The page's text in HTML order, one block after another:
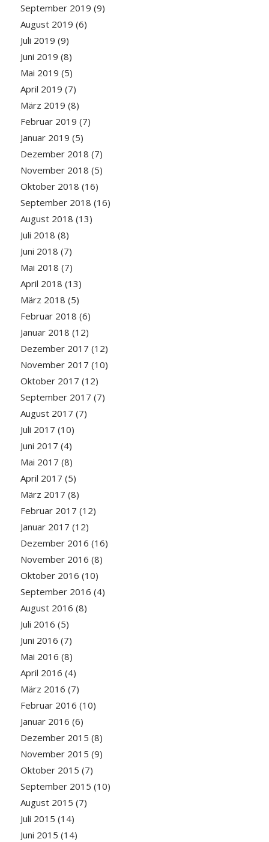
September 2019 (9)
August 2019 (6)
Juli 2019 (9)
Juni 2019 (8)
Mai 2019 (5)
April 2019 (7)
März 2019 (8)
Februar 2019 (7)
Januar 2019 (5)
Dezember 2018 (7)
November 2018 (5)
Oktober 2018 (16)
September 2018 (16)
August 2018 (13)
Juli 2018 (8)
Juni 2018 (7)
Mai 2018 (7)
April 2018 (13)
März 2018 (5)
Februar 2018 (6)
Januar 2018 (12)
Dezember 2017 (12)
November 2017 (10)
Oktober 2017 (12)
September 2017 (7)
August 2017 (7)
Juli 2017 (10)
Juni 2017 (4)
Mai 2017 (8)
April 2017 (5)
März 2017 (8)
Februar 2017 (12)
Januar 2017 (12)
Dezember 2016 (16)
November 2016 (8)
Oktober 2016 (10)
September 2016 (4)
August 2016 (8)
Juli 2016 (5)
Juni 2016 (7)
Mai 2016 (8)
April 2016 (4)
März 2016 (7)
Februar 2016 (10)
Januar 2016 (6)
Dezember 2015 (8)
November 2015 (9)
Oktober 2015 (7)
September 2015 (10)
August 2015 (7)
Juli 2015 (14)
Juni 2015 (14)